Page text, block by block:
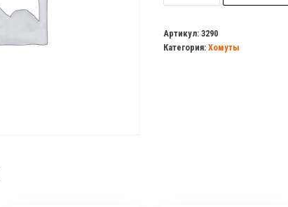
силовой
17-
Артикул: 3290
Категория: Хомуты